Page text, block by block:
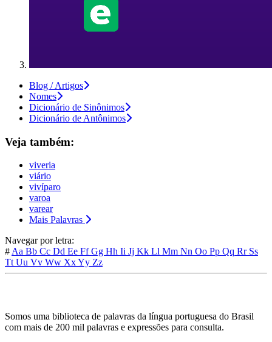
Blog / Artigos
Nomes
Dicionário de Sinônimos
Dicionário de Antônimos
Veja também:
viveria
viário
vivíparo
varoa
varear
Mais Palavras
Navegar por letra:
# Aa Bb Cc Dd Ee FfGg Hh Ii Jj Kk Ll Mm Nn Oo Pp Qq Rr Ss
Tt Uu Vv Ww XxYy Zz
Somos uma biblioteca de palavras da língua portuguesa do Brasil
com mais de 200 mil palavras e expressões para consulta.